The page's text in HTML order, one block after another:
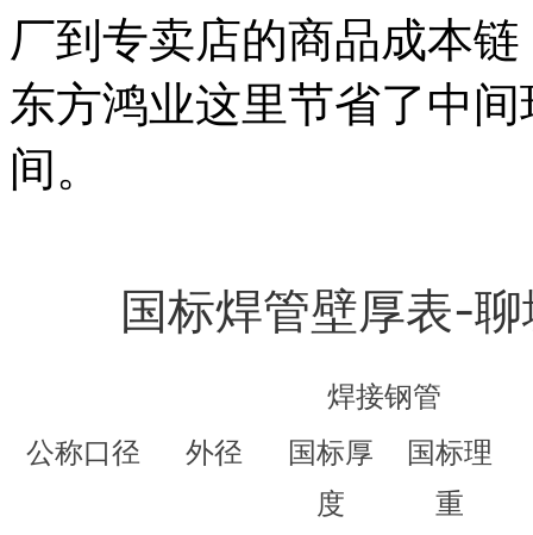
厂到专卖店的商品成本
东方鸿业这里节省了中
间。
国标焊管壁厚表-
焊接钢管
公称口径
外径
国标厚
度
国标理
重